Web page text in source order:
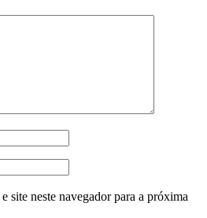
site neste navegador para a próxima